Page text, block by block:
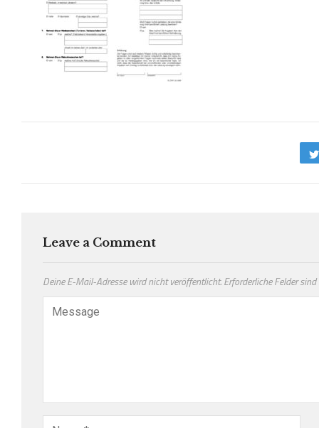
Leave a Comment
Deine E-Mail-Adresse wird nicht veröffentlicht.Erforderliche Felder